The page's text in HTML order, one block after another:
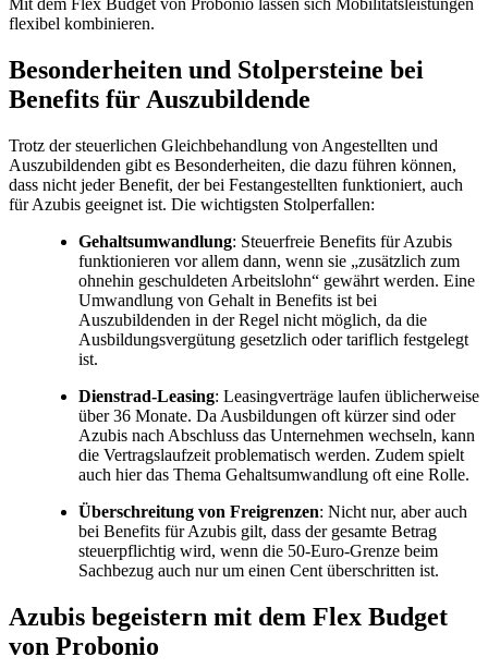
Mit dem Flex Budget von Probonio lassen sich Mobilitätsleistungen
flexibel kombinieren.
Besonderheiten und Stolpersteine bei
Benefits für Auszubildende
Trotz der steuerlichen Gleichbehandlung von Angestellten und
Auszubildenden gibt es Besonderheiten, die dazu führen können,
dass nicht jeder Benefit, der bei Festangestellten funktioniert, auch
für Azubis geeignet ist. Die wichtigsten Stolperfallen:
Gehaltsumwandlung: Steuerfreie Benefits für Azubis
funktionieren vor allem dann, wenn sie „zusätzlich zum
ohnehin geschuldeten Arbeitslohn“ gewährt werden. Eine
Umwandlung von Gehalt in Benefits ist bei
Auszubildenden in der Regel nicht möglich, da die
Ausbildungsvergütung gesetzlich oder tariflich festgelegt
ist.
Dienstrad-Leasing: Leasingverträge laufen üblicherweise
über 36 Monate. Da Ausbildungen oft kürzer sind oder
Azubis nach Abschluss das Unternehmen wechseln, kann
die Vertragslaufzeit problematisch werden. Zudem spielt
auch hier das Thema Gehaltsumwandlung oft eine Rolle.
Überschreitung von Freigrenzen: Nicht nur, aber auch
bei Benefits für Azubis gilt, dass der gesamte Betrag
steuerpflichtig wird, wenn die 50-Euro-Grenze beim
Sachbezug auch nur um einen Cent überschritten ist.
Azubis begeistern mit dem Flex Budget
von Probonio